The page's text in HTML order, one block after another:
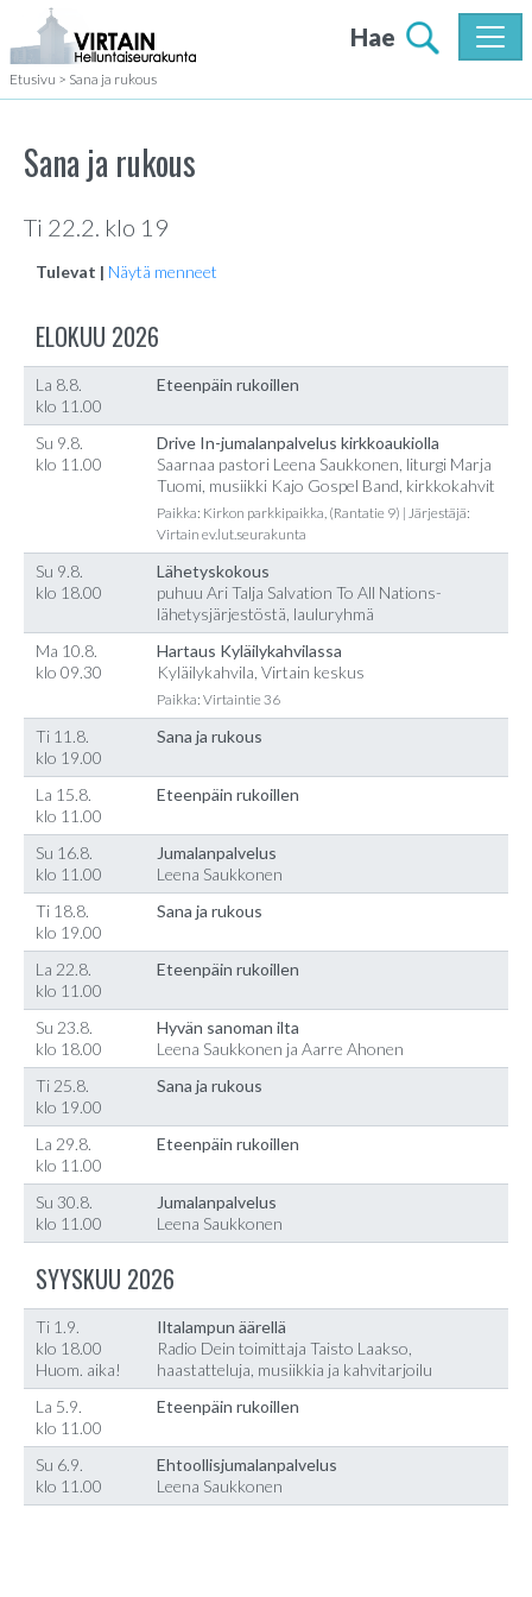
Hae
Etusivu > Sana ja rukous
Sana ja rukous
Ti 22.2. klo 19
Tulevat | Näytä menneet
ELOKUU 2026
La 8.8.
klo 11.00
Eteenpäin rukoillen
Su 9.8.
klo 11.00
Drive In-jumalanpalvelus kirkkoaukiolla
Saarnaa pastori Leena Saukkonen, liturgi Marja
Tuomi, musiikki Kajo Gospel Band, kirkkokahvit
Paikka: Kirkon parkkipaikka, (Rantatie 9) | Järjestäjä:
Virtain ev.lut.seurakunta
Su 9.8.
klo 18.00
Lähetyskokous
puhuu Ari Talja Salvation To All Nations-
lähetysjärjestöstä, lauluryhmä
Ma 10.8.
klo 09.30
Hartaus Kyläilykahvilassa
Kyläilykahvila, Virtain keskus
Paikka: Virtaintie 36
Ti 11.8.
klo 19.00
Sana ja rukous
La 15.8.
klo 11.00
Eteenpäin rukoillen
Su 16.8.
klo 11.00
Jumalanpalvelus
Leena Saukkonen
Ti 18.8.
klo 19.00
Sana ja rukous
La 22.8.
klo 11.00
Eteenpäin rukoillen
Su 23.8.
klo 18.00
Hyvän sanoman ilta
Leena Saukkonen ja Aarre Ahonen
Ti 25.8.
klo 19.00
Sana ja rukous
La 29.8.
klo 11.00
Eteenpäin rukoillen
Su 30.8.
klo 11.00
Jumalanpalvelus
Leena Saukkonen
SYYSKUU 2026
Ti 1.9.
klo 18.00
Huom. aika!
Iltalampun äärellä
Radio Dein toimittaja Taisto Laakso,
haastatteluja, musiikkia ja kahvitarjoilu
La 5.9.
klo 11.00
Eteenpäin rukoillen
Su 6.9.
klo 11.00
Ehtoollisjumalanpalvelus
Leena Saukkonen